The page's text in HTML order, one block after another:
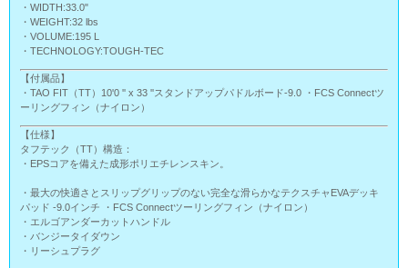
・WIDTH:33.0"
・WEIGHT:32 lbs
・VOLUME:195 L
・TECHNOLOGY:TOUGH-TEC
【付属品】
・TAO FIT（TT）10'0 '' x 33 ''スタンドアップパドルボード-9.0 ・FCS Connectツ
ーリングフィン（ナイロン）
【仕様】
タフテック（TT）構造：
・EPSコアを備えた成形ポリエチレンスキン。
・最大の快適さとスリップグリップのない完全な滑らかなテクスチャEVAデッキ
パッド -9.0インチ ・FCS Connectツーリングフィン（ナイロン）
・エルゴアンダーカットハンドル
・バンジータイダウン
・リーシュプラグ